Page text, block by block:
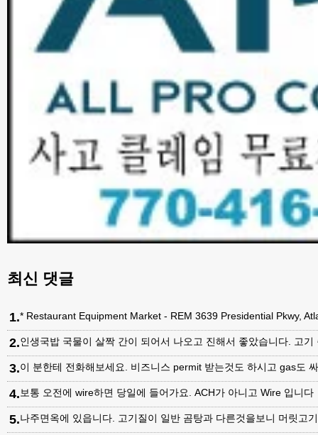
최신 댓글
1.* Restaurant Equipment Market - REM 3639 Presidential Pkwy,
2.인생국밥 국물이 살짝 간이 되어서 나오고 진해서 좋았습니다. 고
3.이 분한테 전화해보세요. 비즈니스 permit 받는것도 하시고 gas도
4.보통 오전에 wire하면 당일에 들어가요. ACH가 아니고 Wire 입니다
5.나주면옥에 있읍니다. 고기질이 일반 곰탕과 다른것을보니 머릿고